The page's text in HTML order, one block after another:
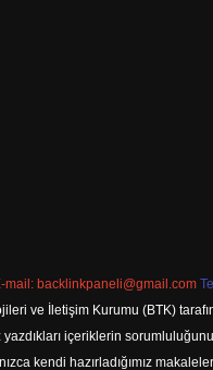
mail: backlinkpaneli@gmail.com
ve İletişim Kurumu (BTK)
içeriklerin
kendi hazırladığımız